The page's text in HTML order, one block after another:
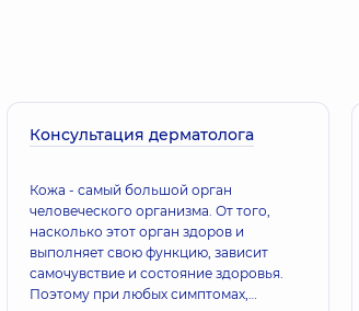
Консультация дерматолога
Кожа - самый большой орган
человеческого организма. От того,
насколько этот орган здоров и
выполняет свою функцию, зависит
самочувствие и состояние здоровья.
Поэтому при любых симптомах,